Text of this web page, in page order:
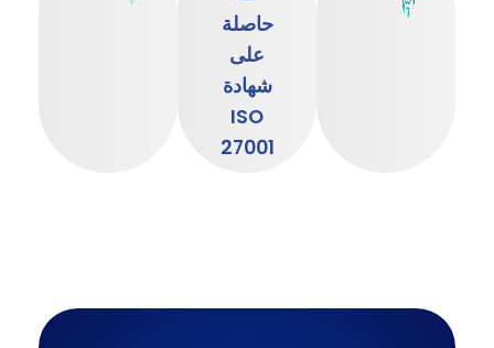
حاصلة
على
شهادة
ISO
27001